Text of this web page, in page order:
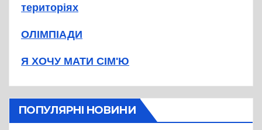
територіях
ОЛІМПІАДИ
Я ХОЧУ МАТИ СІМ'Ю
ПОПУЛЯРНІ НОВИНИ